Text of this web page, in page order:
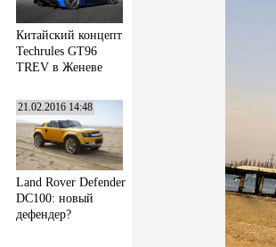
Китайский концепт
Techrules GT96
TREV в Женеве
21.02.2016 14:48
Land Rover Defender
DC100: новый
дефендер?